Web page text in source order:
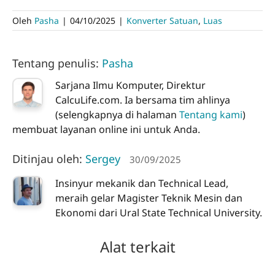
Oleh Pasha | 04/10/2025 | Konverter Satuan, Luas
Tentang penulis: Pasha
Sarjana Ilmu Komputer, Direktur
CalcuLife.com. Ia bersama tim ahlinya
(selengkapnya di halaman Tentang kami)
membuat layanan online ini untuk Anda.
Ditinjau oleh: Sergey 30/09/2025
Insinyur mekanik dan Technical Lead,
meraih gelar Magister Teknik Mesin dan
Ekonomi dari Ural State Technical University.
Alat terkait